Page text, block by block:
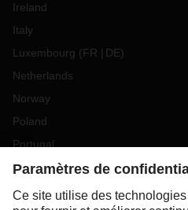
Ireland
Italy
Luxembourg (FR DE)
Netherlands
Norway
Poland
Portugal
Romania
Slovakia